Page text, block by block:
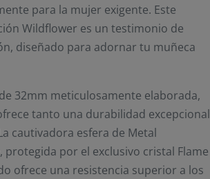
para la mujer exigente. Este
Wildflower es un testimonio de
diseñado para adornar tu muñeca
32mm meticulosamente elaborada,
tanto una durabilidad excepcional
cautivadora esfera de Metal
por el exclusivo cristal Flame
ofrece una resistencia superior a los